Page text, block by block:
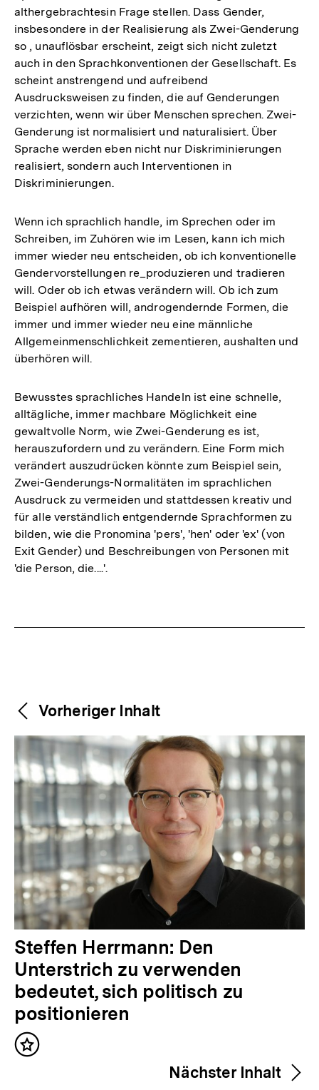
althergebrachtesin Frage stellen. Dass Gender,
insbesondere in der Realisierung als Zwei-Genderung
so , unauflösbar erscheint, zeigt sich nicht zuletzt
auch in den Sprachkonventionen der Gesellschaft. Es
scheint anstrengend und aufreibend
Ausdrucksweisen zu finden, die auf Genderungen
verzichten, wenn wir über Menschen sprechen. Zwei-
Genderung ist normalisiert und naturalisiert. Über
Sprache werden eben nicht nur Diskriminierungen
realisiert, sondern auch Interventionen in
Diskriminierungen.
Wenn ich sprachlich handle, im Sprechen oder im
Schreiben, im Zuhören wie im Lesen, kann ich mich
immer wieder neu entscheiden, ob ich konventionelle
Gendervorstellungen re_produzieren und tradieren
will. Oder ob ich etwas verändern will. Ob ich zum
Beispiel aufhören will, androgendernde Formen, die
immer und immer wieder neu eine männliche
Allgemeinmenschlichkeit zementieren, aushalten und
überhören will.
Bewusstes sprachliches Handeln ist eine schnelle,
alltägliche, immer machbare Möglichkeit eine
gewaltvolle Norm, wie Zwei-Genderung es ist,
herauszufordern und zu verändern. Eine Form mich
verändert auszudrücken könnte zum Beispiel sein,
Zwei-Genderungs-Normalitäten im sprachlichen
Ausdruck zu vermeiden und stattdessen kreativ und
für alle verständlich entgendernde Sprachformen zu
bilden, wie die Pronomina 'pers', 'hen' oder 'ex' (von
Exit Gender) und Beschreibungen von Personen mit
'die Person, die....'.
Weitere
Inhalte
Content-
Navigation
Vorheriger Inhalt
V
o
r
h
e
r
Steffen Herrmann: Den
Unterstrich zu verwenden
bedeutet, sich politisch zu
positionieren
Inhalt
Nächster Inhalt